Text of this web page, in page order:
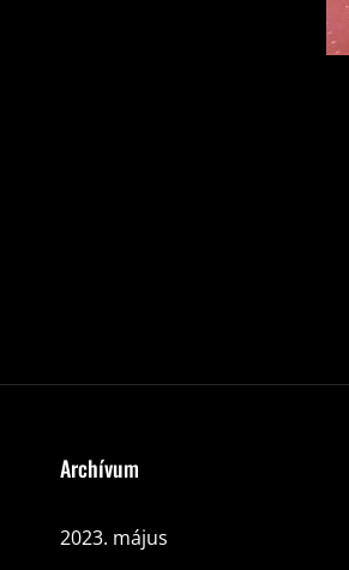
Archívum
2023. május